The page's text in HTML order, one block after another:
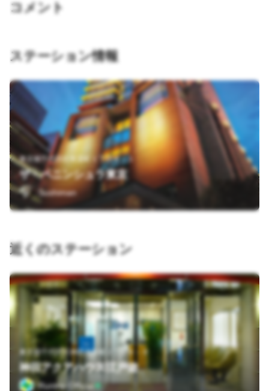
コメント
ステーション情報
東京都千代田区有楽町１丁目８－１
ザ・ペニンシュラ東京
Sushiman
近くのステーション
東京都千代田区神田淡路町２丁目９－９
神田アクアハウス江戸遊
Runtrip Official